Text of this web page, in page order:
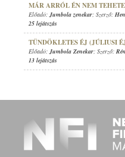
MÁR ARRÓL ÉN NEM
Előadó:Jumbola zenekar; Szerző:
25 lejátszás
TÜNDÖKLETES ÉJ (JÚLIUSI
Előadó:Jumbola Zenekar; Szerző:
13 lejátszás